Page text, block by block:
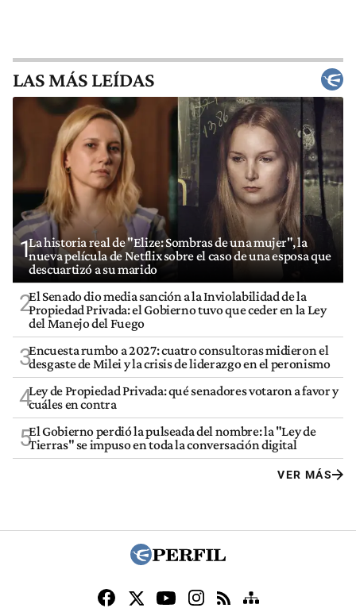
LAS MÁS LEÍDAS
1La historia real de "Elize: Sombras de una mujer", la
nueva película de Netflix sobre el caso de una esposa que
descuartizó a su marido
2El Senado dio media sanción a la Inviolabilidad de la
Propiedad Privada: el Gobierno tuvo que ceder en la Ley
del Manejo del Fuego
3Encuesta rumbo a 2027: cuatro consultoras midieron el
desgaste de Milei y la crisis de liderazgo en el peronismo
4Ley de Propiedad Privada: qué senadores votaron a favor y
cuáles en contra
5El Gobierno perdió la pulseada del nombre: la "Ley de
Tierras" se impuso en toda la conversación digital
VER MÁS